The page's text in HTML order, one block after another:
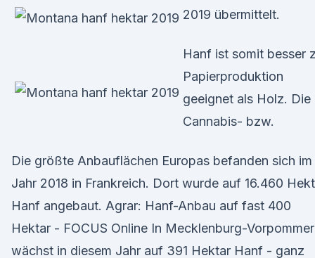
2019 übermittelt.
Hanf ist somit besser
Papierproduktion
geeignet als Holz. Die
Cannabis- bzw.
Die größte Anbauflächen Europas befanden sich im
Jahr 2018 in Frankreich. Dort wurde auf 16.460
Hanf angebaut. Agrar: Hanf-Anbau auf fast 400
Hektar - FOCUS Online In Mecklenburg-
wächst in diesem Jahr auf 391 Hektar Hanf - ganz